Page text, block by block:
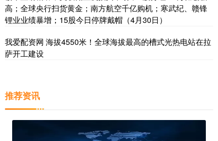
高；全球央行扫货黄金；南方航空千亿购机；寒武纪、赣锋
锂业业绩暴增；15股今日停牌戴帽（4月30日）
我爱配资网 海拔4550米！全球海拔最高的槽式光热电站在拉
萨开工建设
推荐资讯